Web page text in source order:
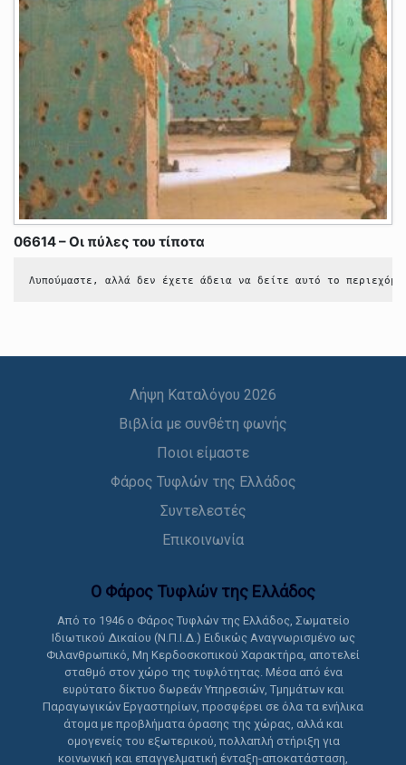
06614 – Οι πύλες του τίποτα
Λυπούμαστε, αλλά δεν έχετε άδεια να δείτε αυτό το
Λήψη Καταλόγου 2026
Βιβλία με συνθέτη φωνής
Ποιοι είμαστε
Φάρος Τυφλών της Ελλάδος
Συντελεστές
Επικοινωνία
Ο Φάρος Τυφλών της Ελλάδoς
Από το 1946 ο Φάρος Τυφλών της Ελλάδος, Σωματείο
Ιδιωτικού Δικαίου (Ν.Π.Ι.Δ.) Ειδικώς Αναγνωρισμένο ως
Φιλανθρωπικό, Μη Κερδοσκοπικού Χαρακτήρα, αποτελεί
σταθμό στον χώρο της τυφλότητας. Μέσα από ένα
ευρύτατο δίκτυο δωρεάν Υπηρεσιών, Τμημάτων και
Παραγωγικών Εργαστηρίων, προσφέρει σε όλα τα ενήλικα
άτομα με προβλήματα όρασης της χώρας, αλλά και
ομογενείς του εξωτερικού, πολλαπλή στήριξη για
κοινωνική και επαγγελματική ένταξη-αποκατάσταση,